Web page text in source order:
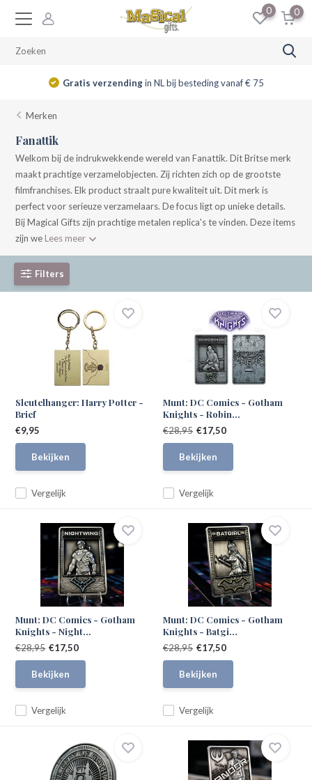
0 0
Gratis verzendingin NL bij besteding vanaf € 75
Merken
Fanattik
Welkom bij de indrukwekkende wereld van Fanattik. Dit Britse merk
maakt prachtige verzamelobjecten. Zij richten zich op de grootste
filmfranchises. Elk product straalt pure kwaliteit uit. Dit merk is
perfect voor serieuze verzamelaars. De focus ligt op unieke details.
Bij Magical Gifts zijn prachtige metalen replica's te vinden. Deze items
zijn we Lees meer
Filters
Sleutelhanger: Harry Potter -
Brief
Vergelijk
€9,95
Bekijken
Munt: DC Comics - Gotham
Knights - Robin...
Vergelijk
€28,95 €17,50
Bekijken
Munt: DC Comics - Gotham
Knights - Night...
Vergelijk
€28,95 €17,50
Bekijken
Munt: DC Comics - Gotham
Knights - Batgi...
Vergelijk
€28,95 €17,50
Bekijken